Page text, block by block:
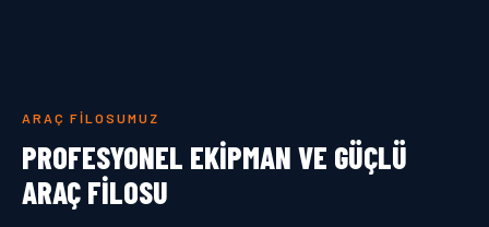
ARAÇ FILOSUMUZ
PROFESYONEL EKIPMAN VE GÜÇLÜ
ARAÇ FILOSU